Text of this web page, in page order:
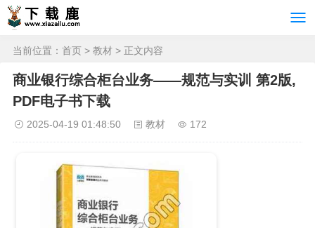
当前位置： 首页 > 教材 > 正文内容
商业银行综合柜台业务——规范与实训 第2版,
PDF电子书下载
2025-04-19 01:48:50 教材 172